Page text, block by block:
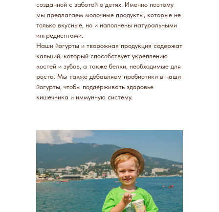
созданной с заботой о детях. Именно поэтому
мы предлагаем молочные продукты, которые не
только вкусные, но и наполнены натуральными
ингредиентами.
Наши йогурты и творожная продукция содержат
кальций, который способствует укреплению
костей и зубов, а также белки, необходимые для
роста. Мы также добавляем пробиотики в наши
йогурты, чтобы поддерживать здоровье
кишечника и иммунную систему.